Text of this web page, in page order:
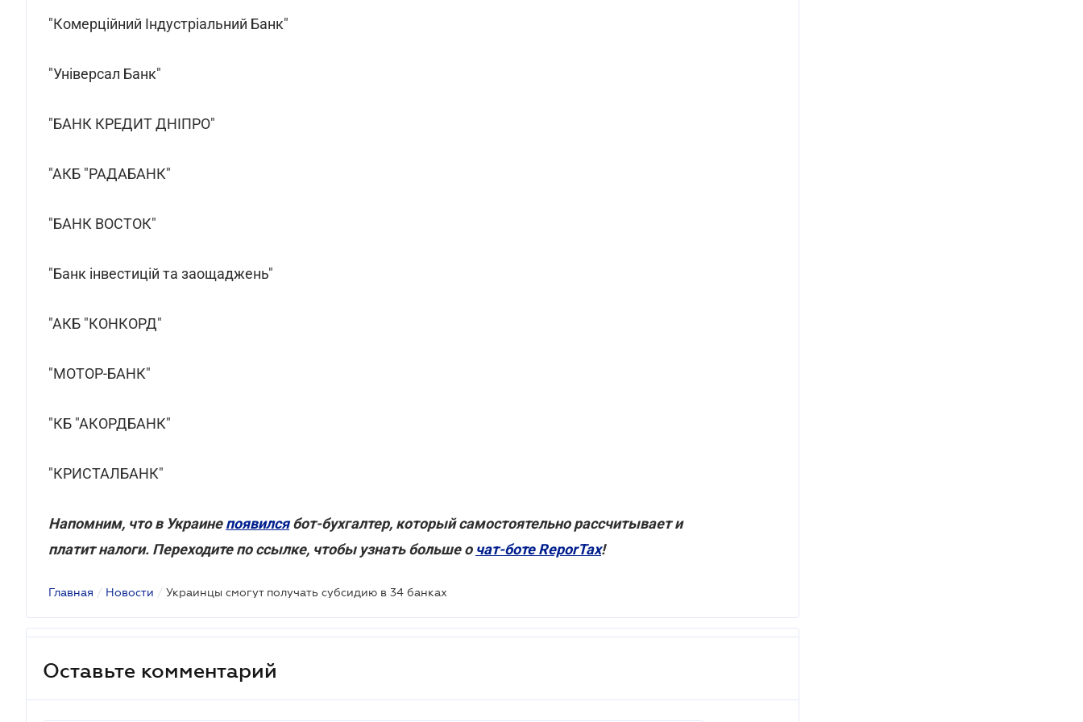
"Комерційний Індустріальний Банк"
"Універсал Банк"
"БАНК КРЕДИТ ДНІПРО"
"АКБ "РАДАБАНК"
"БАНК ВОСТОК"
"Банк інвестицій та заощаджень"
"АКБ "КОНКОРД"
"МОТОР-БАНК"
"КБ "АКОРДБАНК"
"КРИСТАЛБАНК"
Напомним, что в Украинепоявилсябот-бухгалтер, который самостоятельно рассчитывает и
платит налоги. Переходите по ссылке, чтобы узнать больше о чат-боте ReporTax!
Главная / Новости / Украинцы смогут получать субсидию в 34 банках
Оставьте комментарий